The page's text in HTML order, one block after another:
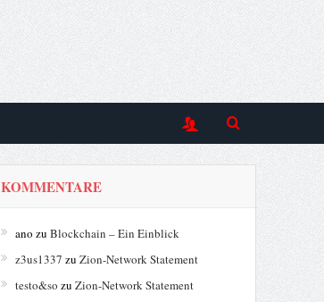
KOMMENTARE
ano zu Blockchain – Ein Einblick
z3us1337 zu Zion-Network Statement
testo&so zu Zion-Network Statement